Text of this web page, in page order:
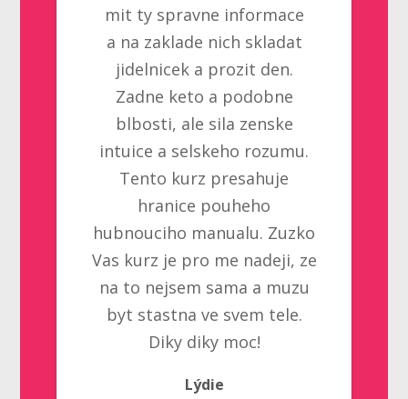
mit ty spravne informace
a na zaklade nich skladat
jidelnicek a prozit den.
Zadne keto a podobne
blbosti, ale sila zenske
intuice a selskeho rozumu.
Tento kurz presahuje
hranice pouheho
hubnouciho manualu. Zuzko
Vas kurz je pro me nadeji, ze
na to nejsem sama a muzu
byt stastna ve svem tele.
Diky diky moc!
Lýdie